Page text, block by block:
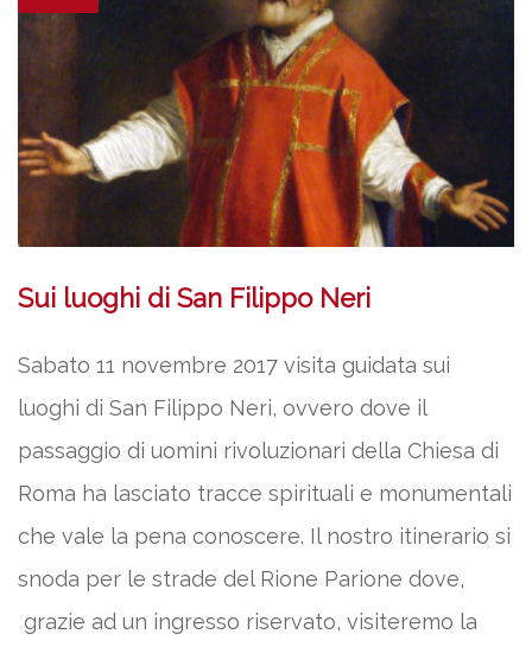
Sui luoghi di San Filippo Neri
Sabato 11 novembre 2017 visita guidata sui
luoghi di San Filippo Neri, ovvero dove il
passaggio di uomini rivoluzionari della Chiesa di
Roma ha lasciato tracce spirituali e monumentali
che vale la pena conoscere. Il nostro itinerario si
snoda per le strade del Rione Parione dove,
grazie ad un ingresso riservato, visiteremo la